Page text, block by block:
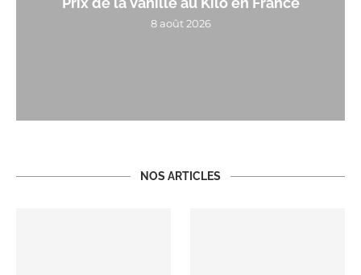
8 août 2026
NOS ARTICLES